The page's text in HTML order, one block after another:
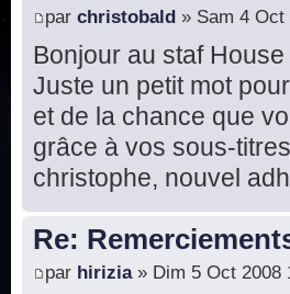
par christobald » Sam 4 Oct
Bonjour au staf House
Juste un petit mot
et de la chance que
grâce à vos sous-
christophe, nouvel
Re:
par hirizia» Dim 5 Oct 2008